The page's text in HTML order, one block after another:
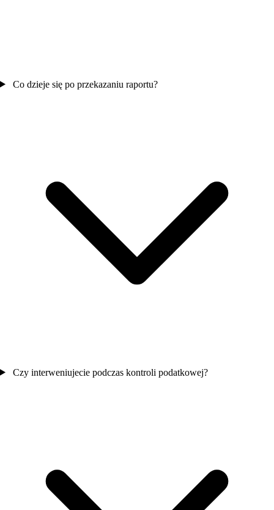
Co dzieje się po przekazaniu raportu?
Czy interweniujecie podczas kontroli podatkowej?